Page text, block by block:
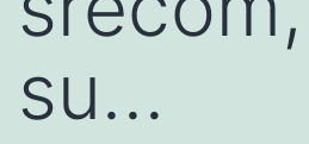
su…